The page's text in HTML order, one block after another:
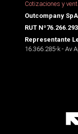
Cotizaciones y
Outcompany SpA
RUT
Representante
16.366.285-k - Av